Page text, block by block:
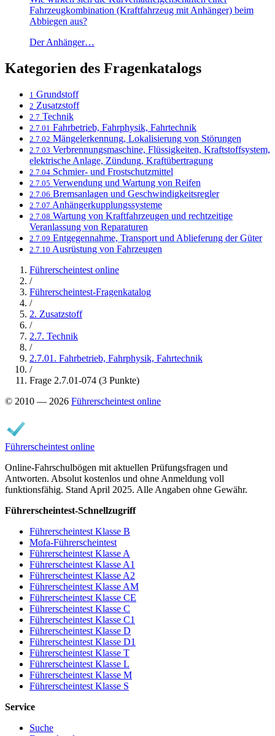
Fahrzeugkombination (Kraftfahrzeug mit Anhänger) beim
Abbiegen aus?
Der Anhänger…
Kategorien des Fragenkatalogs
1 Grundstoff
2 Zusatzstoff
2.7 Technik
2.7.01 Fahrbetrieb, Fahrphysik, Fahrtechnik
2.7.02 Mängelerkennung, Lokalisierung von Störungen
2.7.03 Verbrennungsmaschine, Flüssigkeiten, Kraftstoffsystem,
elektrische Anlage, Zündung, Kraftübertragung
2.7.04 Schmier- und Frostschutzmittel
2.7.05 Verwendung und Wartung von Reifen
2.7.06 Bremsanlagen und Geschwindigkeitsregler
2.7.07 Anhängerkupplungssysteme
2.7.08 Wartung von Kraftfahrzeugen und rechtzeitige
Veranlassung von Reparaturen
2.7.09 Entgegennahme, Transport und Ablieferung der Güter
2.7.10 Ausrüstung von Fahrzeugen
Führerscheintest online
/
Führerscheintest-Fragenkatalog
/
2. Zusatzstoff
/
2.7. Technik
/
2.7.01. Fahrbetrieb, Fahrphysik, Fahrtechnik
/
Frage 2.7.01-074 (3 Punkte)
© 2010 — 2026 Führerscheintest online
Führerscheintest online
Online-Fahrschulbögen mit aktuellen Prüfungsfragen und
Antworten. Absolut kostenlos und ohne Anmeldung voll
funktionsfähig. Stand April 2025. Alle Angaben ohne Gewähr.
Führerscheintest-Schnellzugriff
Führerscheintest Klasse B
Mofa-Führerscheintest
Führerscheintest Klasse A
Führerscheintest Klasse A1
Führerscheintest Klasse A2
Führerscheintest Klasse AM
Führerscheintest Klasse CE
Führerscheintest Klasse C
Führerscheintest Klasse C1
Führerscheintest Klasse D
Führerscheintest Klasse D1
Führerscheintest Klasse T
Führerscheintest Klasse L
Führerscheintest Klasse M
Führerscheintest Klasse S
Service
Suche